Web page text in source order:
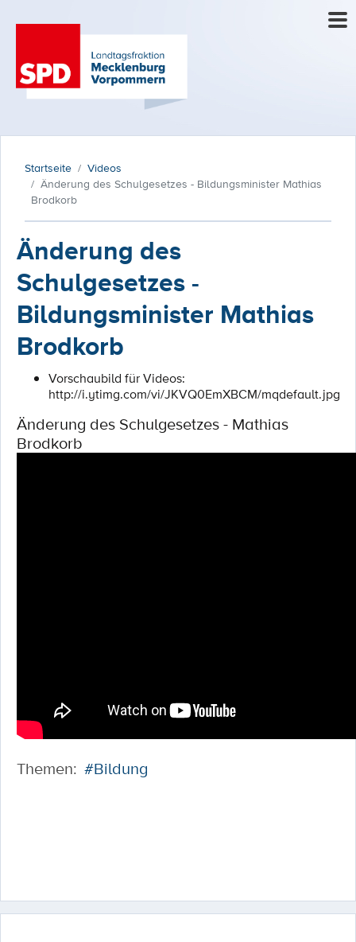
Startseite
Videos
Änderung des Schulgesetzes - Bildungsminister Mathias
Brodkorb
Änderung des
Schulgesetzes -
Bildungsminister Mathias
Brodkorb
Vorschaubild für Videos:
http://i.ytimg.com/vi/JKVQ0EmXBCM/mqdefault.jpg
Änderung des Schulgesetzes - Mathias
Brodkorb
Themen: #Bildung